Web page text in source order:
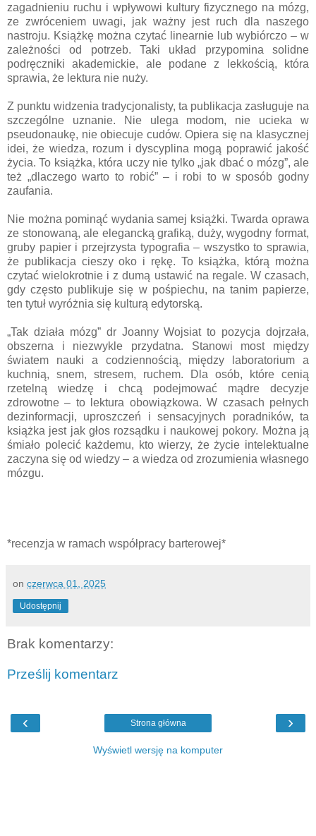
zagadnieniu ruchu i wpływowi kultury fizycznego na mózg,
ze zwróceniem uwagi, jak ważny jest ruch dla naszego
nastroju. Książkę można czytać linearnie lub wybiórczo – w
zależności od potrzeb. Taki układ przypomina solidne
podręczniki akademickie, ale podane z lekkością, która
sprawia, że lektura nie nuży.
Z punktu widzenia tradycjonalisty, ta publikacja zasługuje na
szczególne uznanie. Nie ulega modom, nie ucieka w
pseudonaukę, nie obiecuje cudów. Opiera się na klasycznej
idei, że wiedza, rozum i dyscyplina mogą poprawić jakość
życia. To książka, która uczy nie tylko „jak dbać o mózg”, ale
też „dlaczego warto to robić” – i robi to w sposób godny
zaufania.
Nie można pominąć wydania samej książki. Twarda oprawa
ze stonowaną, ale elegancką grafiką, duży, wygodny format,
gruby papier i przejrzysta typografia – wszystko to sprawia,
że publikacja cieszy oko i rękę. To książka, którą można
czytać wielokrotnie i z dumą ustawić na regale. W czasach,
gdy często publikuje się w pośpiechu, na tanim papierze,
ten tytuł wyróżnia się kulturą edytorską.
„Tak działa mózg” dr Joanny Wojsiat to pozycja dojrzała,
obszerna i niezwykle przydatna. Stanowi most między
światem nauki a codziennością, między laboratorium a
kuchnią, snem, stresem, ruchem. Dla osób, które cenią
rzetelną wiedzę i chcą podejmować mądre decyzje
zdrowotne – to lektura obowiązkowa. W czasach pełnych
dezinformacji, uproszczeń i sensacyjnych poradników, ta
książka jest jak głos rozsądku i naukowej pokory. Można ją
śmiało polecić każdemu, kto wierzy, że życie intelektualne
zaczyna się od wiedzy – a wiedza od zrozumienia własnego
mózgu.
*recenzja w ramach współpracy barterowej*
on czerwca 01, 2025
Udostępnij
Brak komentarzy:
Prześlij komentarz
‹ ›
Strona główna
Wyświetl wersję na komputer